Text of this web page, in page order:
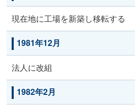
現在地に工場を新築し移転する
1981年12月
法人に改組
1982年2月